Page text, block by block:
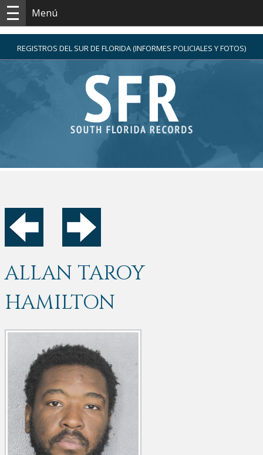
Menú
REGISTROS DEL SUR DE FLORIDA (INFORMES POLICIALES Y FOTOS)
ALLAN TAROY
HAMILTON